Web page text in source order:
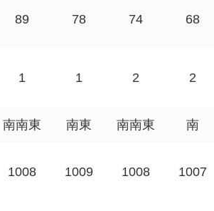
89 78 74 68
1 1 2 2
南南東 南東 南南東 南
1008 1009 1008 1007